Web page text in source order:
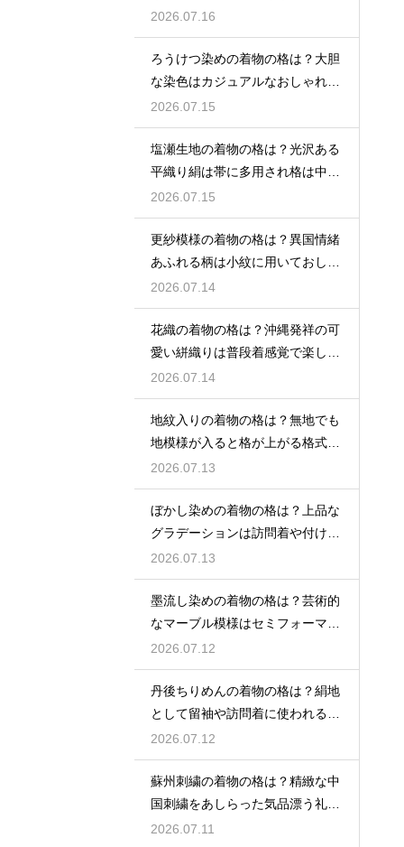
ゃれ着向き
2026.07.16
ろうけつ染めの着物の格は？大胆
な染色はカジュアルなおしゃれ着
に最適
2026.07.15
塩瀬生地の着物の格は？光沢ある
平織り絹は帯に多用され格は中位
程度
2026.07.15
更紗模様の着物の格は？異国情緒
あふれる柄は小紋に用いておしゃ
れ着向き
2026.07.14
花織の着物の格は？沖縄発祥の可
愛い絣織りは普段着感覚で楽しめ
る
2026.07.14
地紋入りの着物の格は？無地でも
地模様が入ると格が上がる格式を
解説
2026.07.13
ぼかし染めの着物の格は？上品な
グラデーションは訪問着や付け下
げで格調アップ
2026.07.13
墨流し染めの着物の格は？芸術的
なマーブル模様はセミフォーマル
な装いにも映える
2026.07.12
丹後ちりめんの着物の格は？絹地
として留袖や訪問着に使われる高
級素材
2026.07.12
蘇州刺繍の着物の格は？精緻な中
国刺繍をあしらった気品漂う礼装
着
2026.07.11